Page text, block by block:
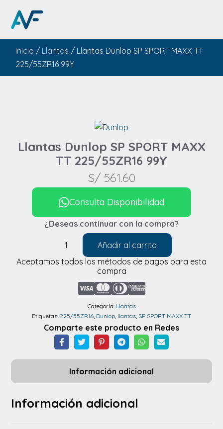
Inicio / Llantas / Llantas Dunlop SP SPORT MAXX TT
225/55ZR16 99Y
Llantas Dunlop SP SPORT MAXX
TT 225/55ZR16 99Y
S/561.60
¿Deseas continuar con la compra?
Llantas
Dunlop
TT
225/55ZR16
99Y
cantidad
Añadir al carrito
Categoría: Llantas
Etiquetas: 225/55ZR16, Dunlop, llantas, SP SPORT MAXX TT
Consulta Disponibilidad
Aceptamos todos los métodos de pagos para esta
compra
Comparte este producto en Redes
Información adicional
Información adicional